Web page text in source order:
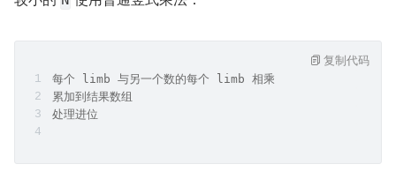
每个 limb 与另一个数的每个 limb 相乘
累加到结果数组
处理进位
复制代码